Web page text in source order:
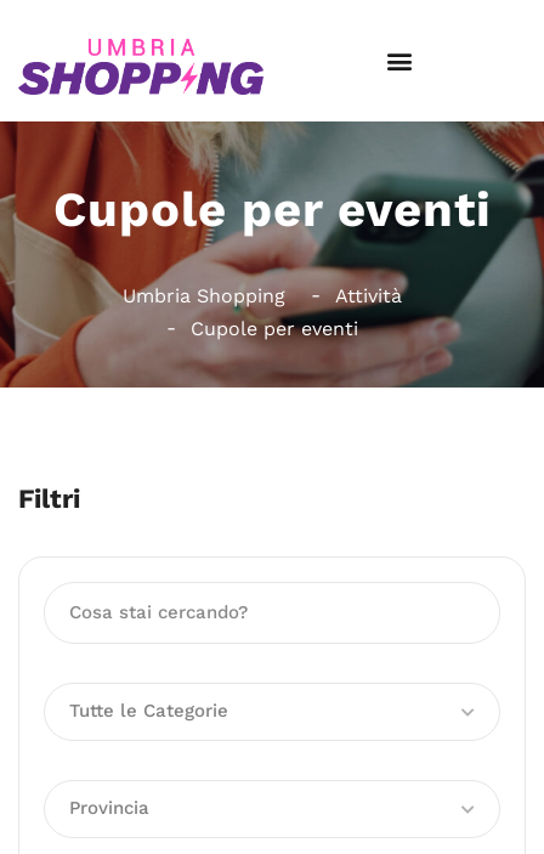
Cupole per eventi
Umbria Shopping
Attività
Cupole per eventi
Filtri
Tutte le Categorie
Provincia